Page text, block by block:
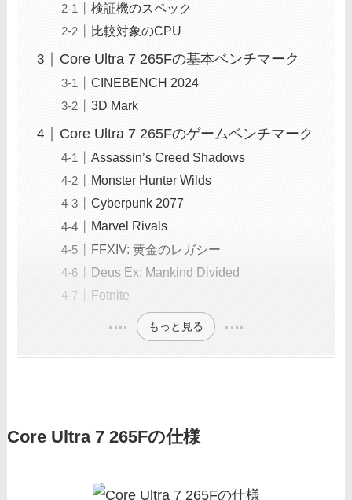
検証機のスペック
比較対象のCPU
Core Ultra 7 265Fの基本ベンチマーク
CINEBENCH 2024
3D Mark
Core Ultra 7 265Fのゲームベンチマーク
Assassin’s Creed Shadows
Monster Hunter Wilds
Cyberpunk 2077
Marvel Rivals
FFXIV: 黄金のレガシー
Deus Ex: Mankind Divided
Fotnite
もっと見る
Core Ultra 7 265Fの仕様